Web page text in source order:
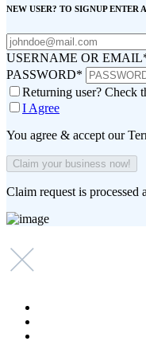
NEW USER? TO SIGNUP ENTER
USERNAME OR EMAIL
PASSWORD*
Returning user? Check
I Agree
You agree & accept our
Claim request is processed